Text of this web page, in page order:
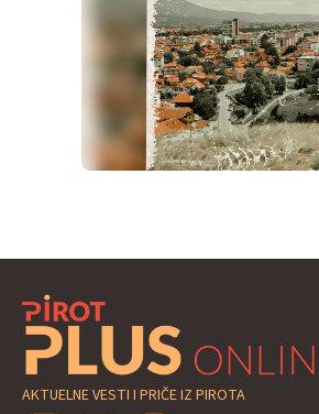
AKTUELNE VESTI I PRIČE IZ PIROTA